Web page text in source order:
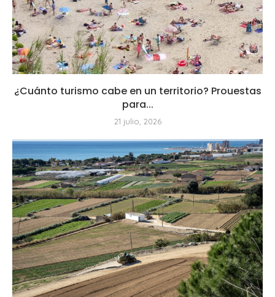
¿Cuánto turismo cabe en un territorio? Prouestas
para...
21 julio, 2026